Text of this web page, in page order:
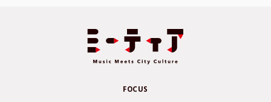
FOCUS